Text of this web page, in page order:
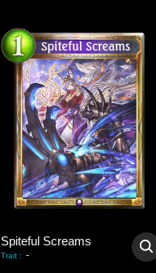
Spiteful Screams
Trait : -